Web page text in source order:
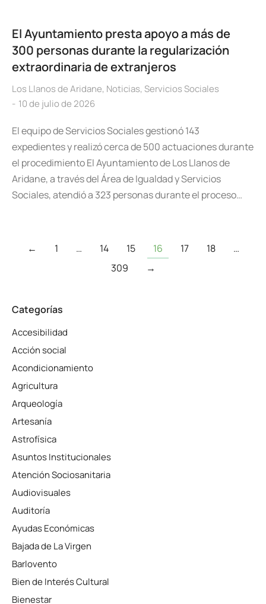
El Ayuntamiento presta apoyo a más de
300 personas durante la regularización
extraordinaria de extranjeros
Los Llanos de Aridane, Noticias, Servicios Sociales
10 de julio de 2026
El equipo de Servicios Sociales gestionó 143
expedientes y realizó cerca de 500 actuaciones durante
el procedimiento El Ayuntamiento de Los Llanos de
Aridane, a través del Área de Igualdad y Servicios
Sociales, atendió a 323 personas durante el proceso…
← 1 … 14 15 16 17 18
…
309
→
Categorías
Accesibilidad
Acción social
Acondicionamiento
Agricultura
Arqueología
Artesanía
Astrofísica
Asuntos Institucionales
Atención Sociosanitaria
Audiovisuales
Auditoría
Ayudas Económicas
Bajada de La Virgen
Barlovento
Bien de Interés Cultural
Bienestar